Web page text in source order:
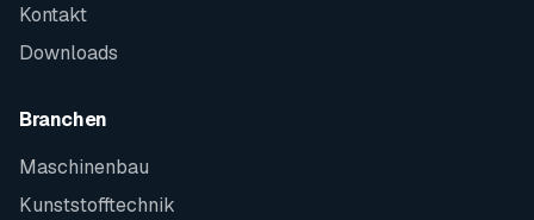
Kontakt
Downloads
Branchen
Maschinenbau
Kunststofftechnik